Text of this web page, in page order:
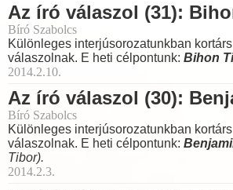
Az író válaszol (31):
Bíró Szabolcs
Különleges interjúsorozatunkban
válaszolnak. E heti célpontunk: Bihon
2014.2.10.
Az író válaszol (30):
Bíró Szabolcs
Különleges interjúsorozatunkban
válaszolnak. E heti célpontunk:
Tibor).
2014.2.3.